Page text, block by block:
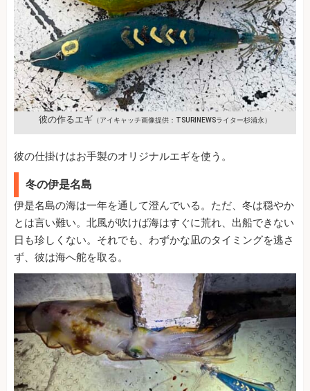
彼の作るエギ （アイキャッチ画像提供：TSURINEWSライター杉浦永）
彼の仕掛けはお手製のオリジナルエギを使う。
冬の伊是名島
伊是名島の海は一年を通して澄んでいる。ただ、冬は穏やか
とは言い難い。北風が吹けば海はすぐに荒れ、出船できない
日も珍しくない。それでも、わずかな凪のタイミングを逃さ
ず、彼は海へ舵を取る。